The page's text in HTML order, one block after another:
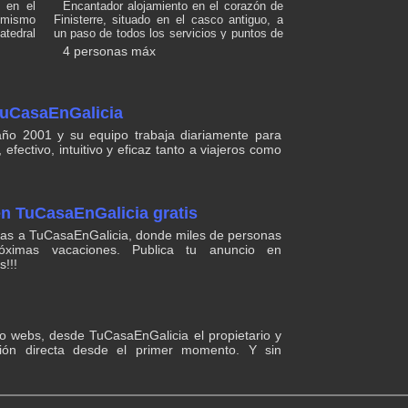
(para niños pequeños), con mucha terraza,
tumbonas, sofás de exterior, mesas y
sillas, etc... Hay una gran barbacoa,
cubierta y acristalada, que puede ser
con una sala de ocio: con gimnasio (banco
de abdominales, pesas mancuernas,
bicicleta spinning, bicicleta elíptica,
plataforma vibratoria -tipo vibropower-),
mesa de billar americano y diana de
conexión a internet WIFI.
en el
de
a
una
una
y 2
de
Encantador alojamiento en el corazón de
Finisterre, situado en el casco antiguo, a
un paso de todos los servicios y puntos de
interés. Ideal para disfrutar del ambiente
local con comodidad y tranquilidad.
4 personas máx
2001 y su equipo trabaja diariamente para
intuitivo y eficaz tanto a viajeros como
TuCasaEnGalicia gratis
a TuCasaEnGalicia, donde miles de personas
vacaciones. Publica tu anuncio en
webs, desde TuCasaEnGalicia el propietario y
directa desde el primer momento. Y sin